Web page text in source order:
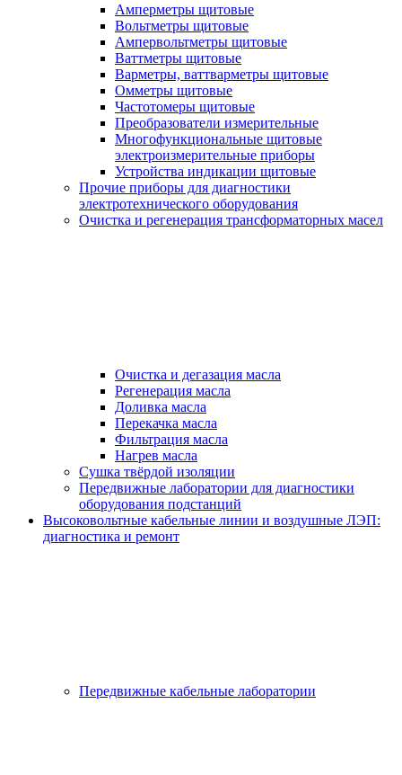
Амперметры щитовые
Вольтметры щитовые
Ампервольтметры щитовые
Ваттметры щитовые
Варметры, ваттварметры щитовые
Омметры щитовые
Частотомеры щитовые
Преобразователи измерительные
Многофункциональные щитовые
электроизмерительные приборы
Устройства индикации щитовые
Прочие приборы для диагностики
электротехнического оборудования
Очистка и регенерация трансформаторных масел
Очистка и дегазация масла
Регенерация масла
Доливка масла
Перекачка масла
Фильтрация масла
Нагрев масла
Сушка твёрдой изоляции
Передвижные лаборатории для диагностики
оборудования подстанций
Высоковольтные кабельные линии и воздушные ЛЭП:
диагностика и ремонт
Передвижные кабельные лаборатории